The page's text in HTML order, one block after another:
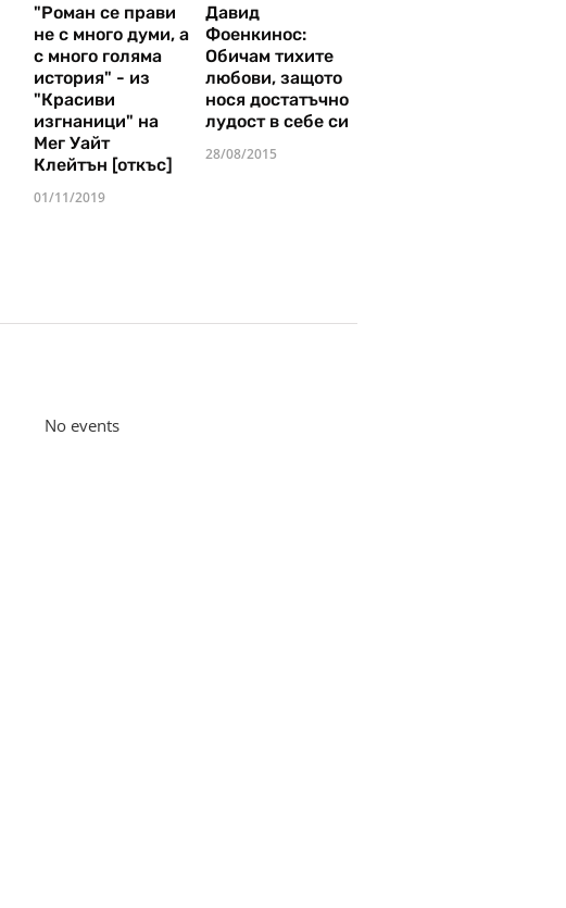
"Роман се прави
не с много думи, а
с много голяма
история" - из
"Красиви
изгнаници" на
Мег Уайт
Клейтън [откъс]
01/11/2019
Давид
Фоенкинос:
Обичам тихите
любови, защото
нося достатъчно
лудост в себе си
28/08/2015
No events